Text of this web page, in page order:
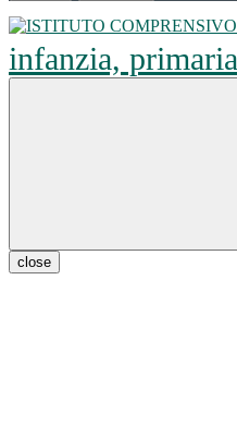
infanzia,
close